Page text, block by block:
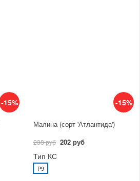
-15% -15%
Малина (сорт 'Атлантида')
238 руб 202 руб
Тип КС
P9